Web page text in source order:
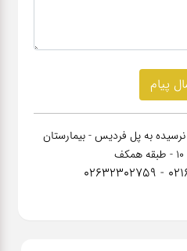
به پل فردیس - بیمارستان